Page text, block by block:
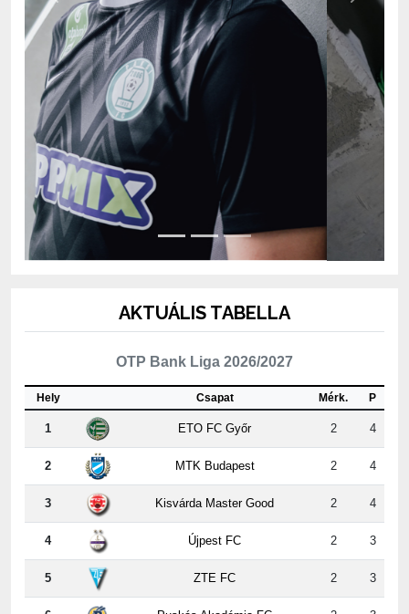
OTP Bank Liga 2026/2027
Csapat
1 ETO FC Győr 2 4
2 MTK Budapest 2 4
3 Kisvárda Master Good 2 4
4 Újpest FC 2 3
5 ZTE FC 2 3
6 Puskás Akadémia FC 2 3